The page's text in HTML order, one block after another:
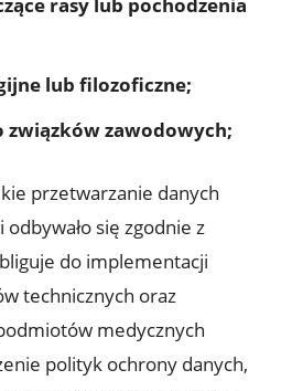
lub filozoficzne;
związków zawodowych;
przetwarzanie danych
się zgodnie z
do implementacji
technicznych oraz
medycznych
polityk ochrony danych,